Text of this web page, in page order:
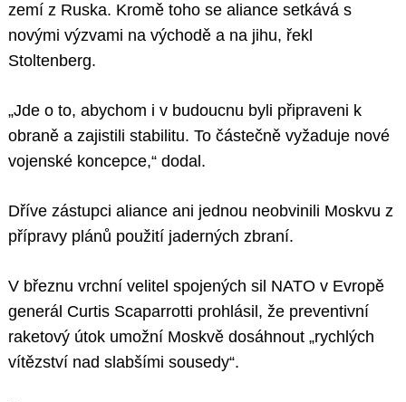
zemí z Ruska. Kromě toho se aliance setkává s
novými výzvami na východě a na jihu, řekl
Stoltenberg.
„Jde o to, abychom i v budoucnu byli připraveni k
obraně a zajistili stabilitu. To částečně vyžaduje nové
vojenské koncepce,“ dodal.
Dříve zástupci aliance ani jednou neobvinili Moskvu z
přípravy plánů použití jaderných zbraní.
V březnu vrchní velitel spojených sil NATO v Evropě
generál Curtis Scaparrotti prohlásil, že preventivní
raketový útok umožní Moskvě dosáhnout „rychlých
vítězství nad slabšími sousedy“.